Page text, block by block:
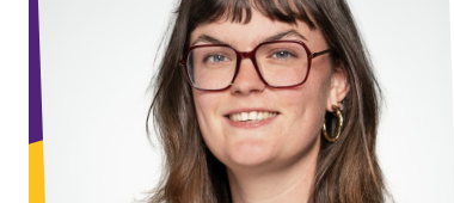
Volt afdelingen dichtbij
Volt Nederland
Volt Noord-Holland
Over Volt
Mensen
Nieuws